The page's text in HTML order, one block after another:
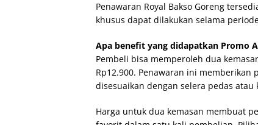
Penawaran Royal Bakso Goreng
khusus dapat dilakukan selama
Apa benefit yang didapatkan Promo
Pembeli bisa memperoleh dua
Rp12.900. Penawaran ini
disesuaikan dengan selera pedas atau
Harga untuk dua kemasan membuat